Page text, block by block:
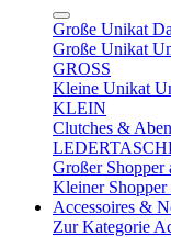
Große Unikat
Große Unikat
GROSS
Kleine Unikat
KLEIN
Clutches &
Großer Shopper
Kleiner
Accessoires &
Zur Kategorie